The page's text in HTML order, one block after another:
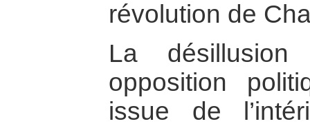
révolution de
La
opposition
issue de